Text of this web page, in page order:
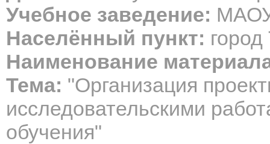
Учебное заведение:
Населённый пункт:
Наименование
Тема: "Организация
исследовательскими
обучения"